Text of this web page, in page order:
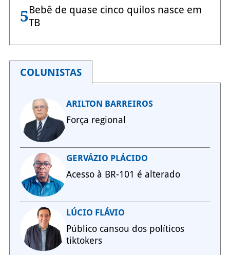
5Bebê de quase cinco quilos nasce em
TB
COLUNISTAS
ARILTON BARREIROS
Força regional
GERVÁZIO PLÁCIDO
Acesso à BR-101 é alterado
LÚCIO FLÁVIO
Público cansou dos políticos
tiktokers